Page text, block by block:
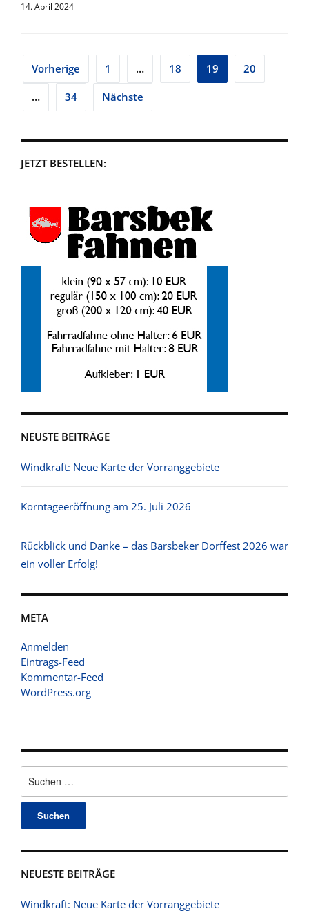
nach:
NEUESTE BEITRÄGE
Windkraft: Neue Karte der Vorranggebiete
14. April 2024
Seitennummerierung
der
Vorherige 1 … 18 19 20
… 34 Nächste
JETZT BESTELLEN:
NEUSTE BEITRÄGE
Windkraft: Neue Karte der Vorranggebiete
Korntageeröffnung am 25. Juli 2026
Rückblick und Danke – das Barsbeker Dorffest 2026 war
ein voller Erfolg!
META
Anmelden
Eintrags-Feed
Kommentar-Feed
WordPress.org